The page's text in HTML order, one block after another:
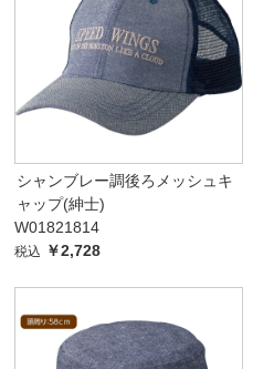
シャンブレー調後ろメッシュキ
ャップ(紳士)
W01821814
税込 ￥2,728